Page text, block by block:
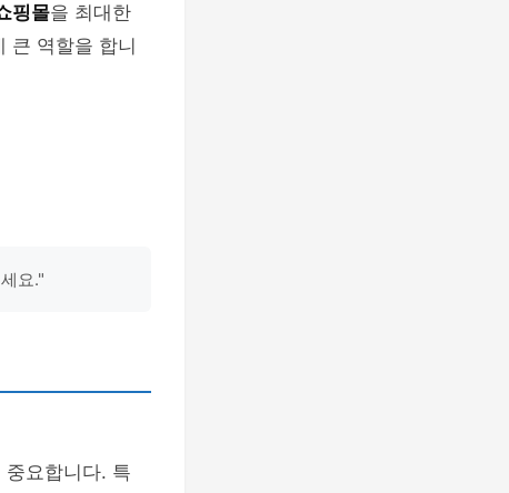
핑몰을 최대한
큰 역할을 합니
요."
요합니다. 특